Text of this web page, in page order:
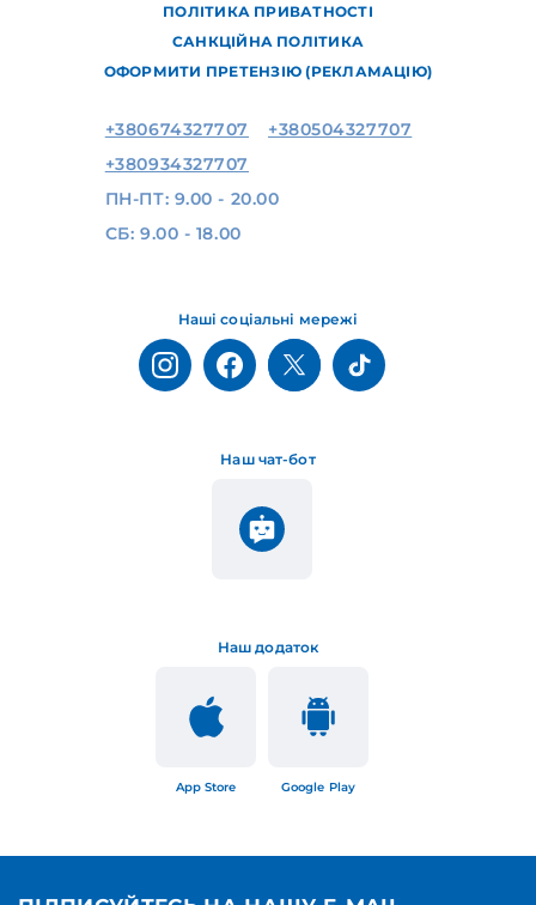
ПОЛІТИКА ПРИВАТНОСТІ
САНКЦІЙНА ПОЛІТИКА
ОФОРМИТИ ПРЕТЕНЗІЮ (РЕКЛАМАЦІЮ)
Наш додаток
App Store Google Play
Наш чат-бот
Наші соціальні мережі
+380674327707
+380504327707
+380934327707
ПН-ПТ: 9.00 - 20.00
СБ: 9.00 - 18.00